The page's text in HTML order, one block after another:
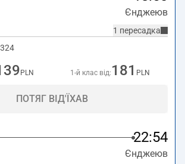
Єнджеюв
1 пересадка
PLN 1-й клас від: 181 PLN
ПОТЯГ ВІД'ЇХАВ
22:54
Єнджеюв